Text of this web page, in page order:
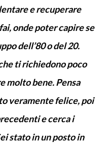
e recuperare
onde poter capire se
dell’80 o del 20.
ti richiedono poco
molto bene. Pensa
veramente felice, poi
e cerca i
stato in un posto in